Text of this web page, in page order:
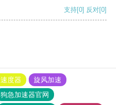
支持[0] 反对[0]
度器
旋风加速
狗急加速器官网